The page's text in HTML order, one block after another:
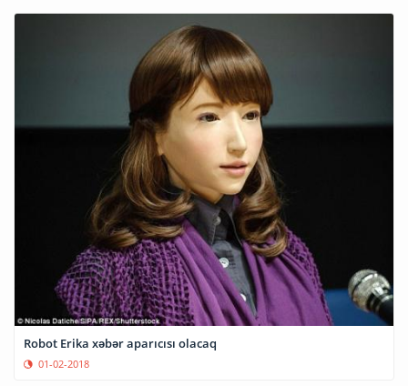
Robot Erika xəbər aparıcısı olacaq
01-02-2018